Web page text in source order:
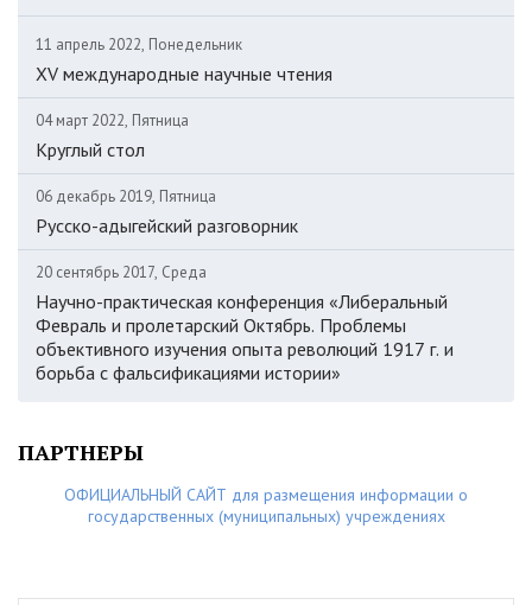
11 апрель 2022, Понедельник
XV международные научные чтения
04 март 2022, Пятница
Круглый стол
06 декабрь 2019, Пятница
Русско-адыгейский разговорник
20 сентябрь 2017, Среда
Научно-практическая конференция «Либеральный
Февраль и пролетарский Октябрь. Проблемы
объективного изучения опыта революций 1917 г. и
борьба с фальсификациями истории»
ПАРТНЕРЫ
ОФИЦИАЛЬНЫЙ САЙТ для размещения информации о
государственных (муниципальных) учреждениях